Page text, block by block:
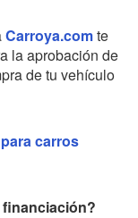
Carroya.comte
la aprobación de
de tu vehículo
carros